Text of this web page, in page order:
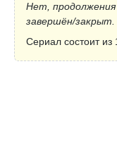
Нет,
завершён/закрыт.
Сериал состоит из